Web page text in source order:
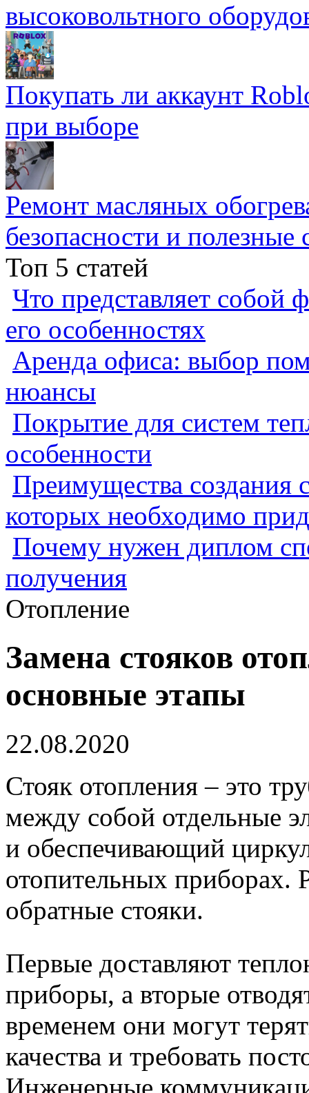
высоковольтного
Покупать ли аккаунт
при выборе
Ремонт масляных
безопасности и полезные
Топ 5 статей
Что представляет собой
его особенностях
Аренда офиса: выбор
нюансы
Покрытие для систем
особенности
Преимущества создания
которых необходимо
Почему нужен диплом
получения
Отопление
Замена стояков
основные этапы
22.08.2020
Стояк отопления – это
между собой отдельные
и обеспечивающий
отопительных
обратные стояки.
Первые доставляют
приборы, а вторые
временем они могут
качества и требовать
Инженерные